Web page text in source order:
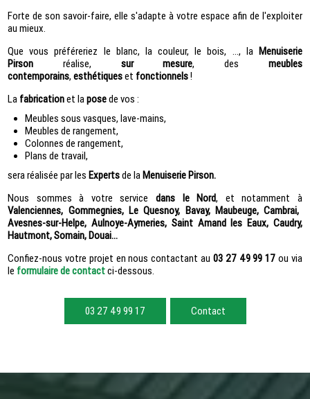
Forte de son savoir-faire, elle s'adapte à votre espace afin de l'exploiter
au mieux.
Que vous préféreriez le blanc, la couleur, le bois, ..., la Menuiserie
Pirson réalise, sur mesure, des meubles
contemporains,esthétiqueset fonctionnels!
La fabricationet laposede vos :
Meubles sous vasques, lave-mains,
Meubles de rangement,
Colonnes de rangement,
Plans de travail,
sera réalisée par les Expertsde la Menuiserie Pirson.
Nous sommes à votre service dans le Nord, et notamment à
Valenciennes, Gommegnies, Le Quesnoy, Bavay, Maubeuge, Cambrai,
Avesnes-sur-Helpe, Aulnoye-Aymeries, Saint Amand les Eaux, Caudry,
Hautmont, Somain, Douai...
Confiez-nous votre projet en nous contactant au 03 27 49 99 17 ou via
le formulaire de contactci-dessous.
03 27 49 99 17 Contact